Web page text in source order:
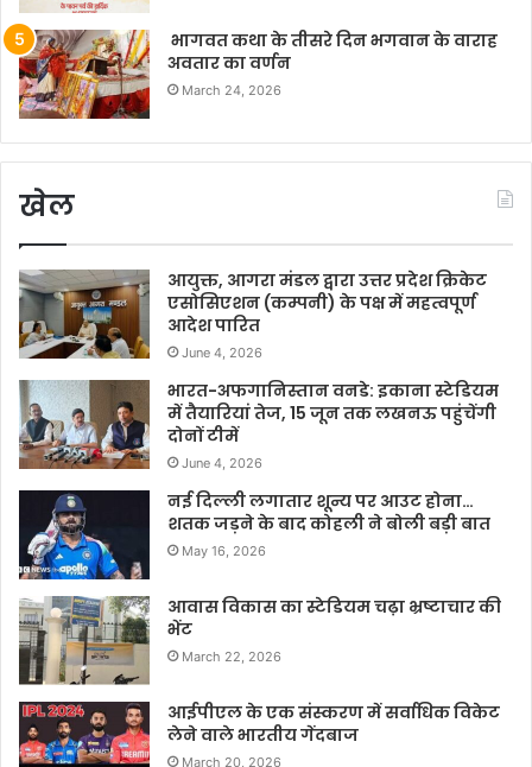
भागवत कथा के तीसरे दिन भगवान के वाराह
अवतार का वर्णन
March 24, 2026
खेल
आयुक्त, आगरा मंडल द्वारा उत्तर प्रदेश क्रिकेट
एसोसिएशन (कम्पनी) के पक्ष में महत्वपूर्ण
आदेश पारित
June 4, 2026
भारत-अफगानिस्तान वनडे: इकाना स्टेडियम
में तैयारियां तेज, 15 जून तक लखनऊ पहुंचेंगी
दोनों टीमें
June 4, 2026
नई दिल्ली लगातार शून्य पर आउट होना…
शतक जड़ने के बाद कोहली ने बोली बड़ी बात
May 16, 2026
आवास विकास का स्टेडियम चढ़ा भ्रष्टाचार की
भेंट
March 22, 2026
आईपीएल के एक संस्करण में सर्वाधिक विकेट
लेने वाले भारतीय गेंदबाज
March 20, 2026